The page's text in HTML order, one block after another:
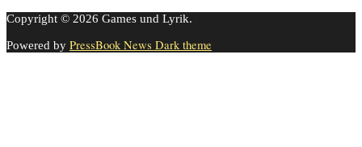
Copyright © 2026 Games und Lyrik.
Powered by PressBook News Dark theme